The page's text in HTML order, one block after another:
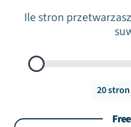
Ile stron
Dokumenty do
20stron